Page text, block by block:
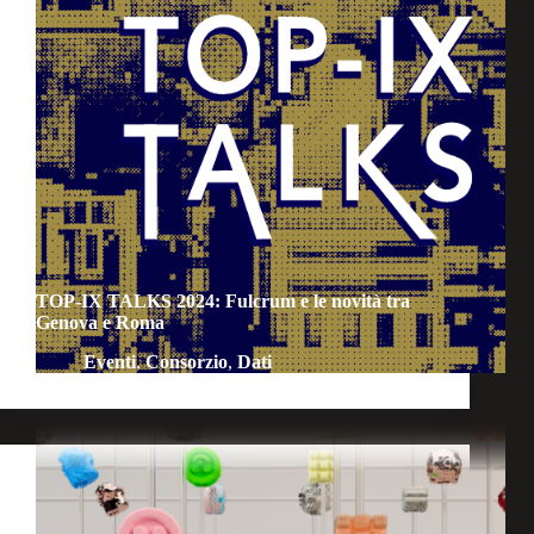
TOP-IX TALKS 2024: Fulcrum e le novità tra
Genova e Roma
Eventi,Consorzio, Dati